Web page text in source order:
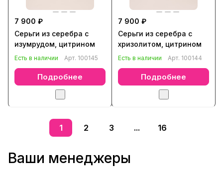
7 900 ₽
Серьги из серебра с
изумрудом, цитрином
Есть в наличии Арт. 100145
Подробнее
7 900 ₽
Серьги из серебра с
хризолитом, цитрином
Есть в наличии Арт. 100144
Подробнее
1 2 3 ... 16
Ваши менеджеры